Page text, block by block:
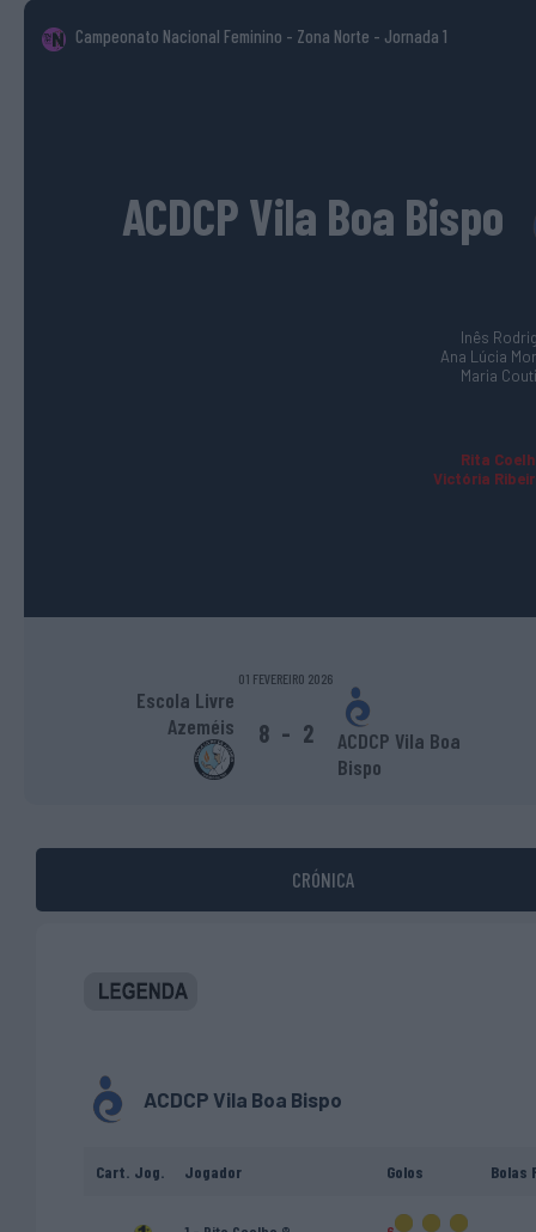
Campeonato Nacional Feminino - Zona Norte - Jornada 1
ACDCP Vila Boa Bispo
Inês
Ana Lúcia
Maria
Rita
Victória
01 FEVEREIRO 2026
Escola Livre
Azeméis
8 - 2
ACDCP Vila Boa
Bispo
CRÓNICA
ACDCP Vila Boa Bispo
Cart. Jog. Jogador Golos Bolas